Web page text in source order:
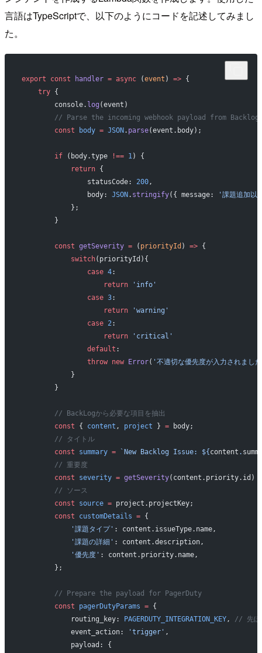
言語はTypeScriptで、以下のようにコードを記述してみまし
た。
export const handler = async (event ) => {
    try
{
        console.
log (event)
        // Parse the incoming webhook payload from Backlog
        const
body = JSON . parse(event.body);
        if
(body.type !== 1) {
            return
{
                statusCode:
200,
                body:
JSON . stringify({ message:
'課題追加以
            };
        }
        const
getSeverity = ( priorityId ) => {
            switch
(priorityId){
                case
4:
                    return
'info'
                case
3:
                    return
'warning'
                case
2:
                    return
'critical'
                default
:
                throw
new Error( '不適切な優先度が入力されまし
            }
        }
        // BackLogから必要な項目を抽出
        const
{ content , project } = body;
        // タイトル
        const
summary = `New Backlog Issue: ${ content .
        // 重要度
        const
severity = getSeverity(content.priority.id)
        // ソース
        const
source = project.projectKey;
        const
customDetails = {
            '課題タイプ'
: content.issueType.name,
            '課題の詳細'
: content.description,
            '優先度'
: content.priority.name,
        };
        // Prepare the payload for PagerDuty
        const
pagerDutyParams = {
            routing_key:
PAGERDUTY_INTEGRATION_KEY, // 先ほ
            event_action:
'trigger' ,
            payload: {